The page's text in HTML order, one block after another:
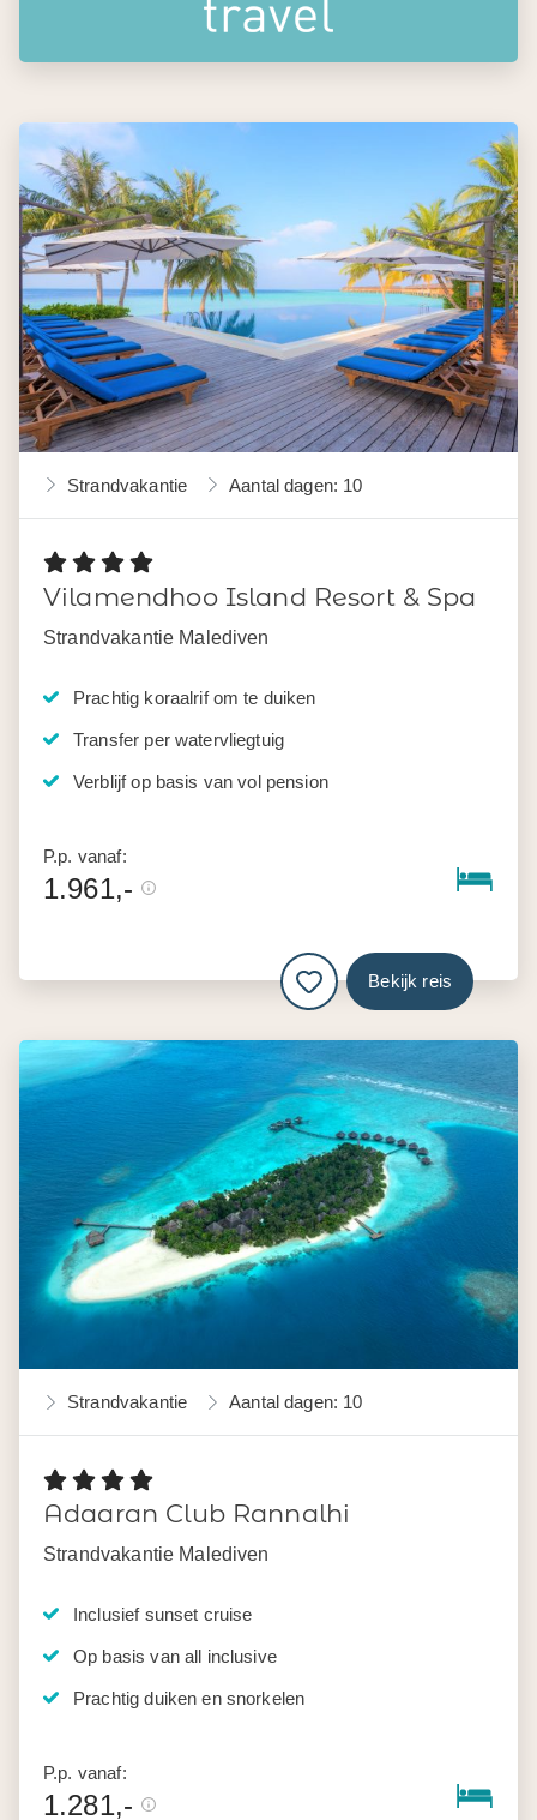
Strandvakantie Aantal dagen: 10
Vilamendhoo Island Resort & Spa
Strandvakantie Malediven
Prachtig koraalrif om te duiken
Transfer per watervliegtuig
Verblijf op basis van vol pension
P.p. vanaf:
1.961,-
Bekijk reis
Strandvakantie Aantal dagen: 10
Adaaran Club Rannalhi
Strandvakantie Malediven
Inclusief sunset cruise
Op basis van all inclusive
Prachtig duiken en snorkelen
P.p. vanaf:
1.281,-